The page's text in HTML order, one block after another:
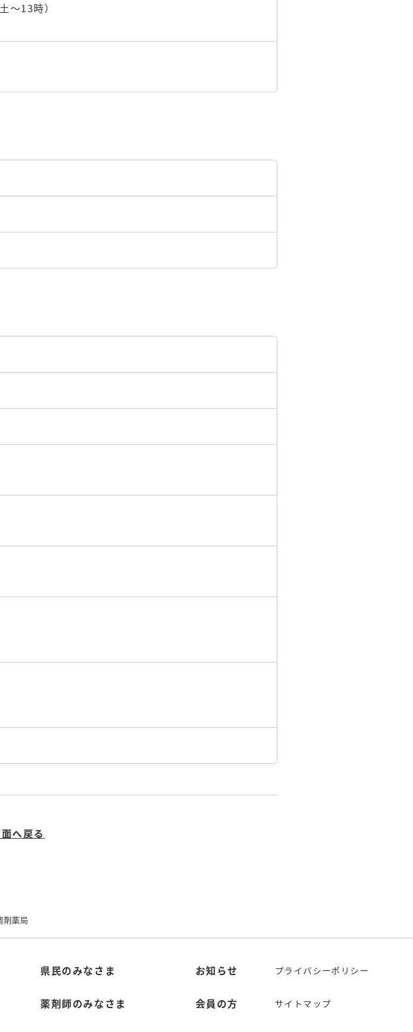
～13時）
へ戻る
剤薬局
県民のみなさま
薬剤師のみなさま
お知らせ
会員の方
プライバシーポリシー
サイトマップ